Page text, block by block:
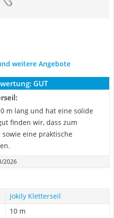
weitere Angebote
GUT
m lang und hat eine solide
finden wir, dass zum
eine praktische
2026
Jokily Kletterseil
10 m